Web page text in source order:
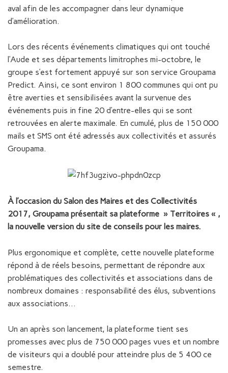
aval afin de les accompagner dans leur dynamique
d’amélioration.
Lors des récents événements climatiques qui ont touché
l’Aude et ses départements limitrophes mi-octobre, le
groupe s’est fortement appuyé sur son service Groupama
Predict. Ainsi, ce sont environ 1 800 communes qui ont pu
être averties et sensibilisées avant la survenue des
événements puis in fine 20 d’entre-elles qui se sont
retrouvées en alerte maximale. En cumulé, plus de 150 000
mails et SMS ont été adressés aux collectivités et assurés
Groupama.
À l’occasion du Salon des Maires et des Collectivités
2017, Groupama présentait sa plateforme » Territoires « ,
la nouvelle version du site de conseils pour les maires.
Plus ergonomique et complète, cette nouvelle plateforme
répond à de réels besoins, permettant de répondre aux
problématiques des collectivités et associations dans de
nombreux domaines : responsabilité des élus, subventions
aux associations…
Un an après son lancement, la plateforme tient ses
promesses avec plus de 750 000 pages vues et un nombre
de visiteurs qui a doublé pour atteindre plus de 5 400 ce
semestre.